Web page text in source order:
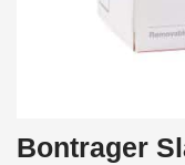
Bontrager